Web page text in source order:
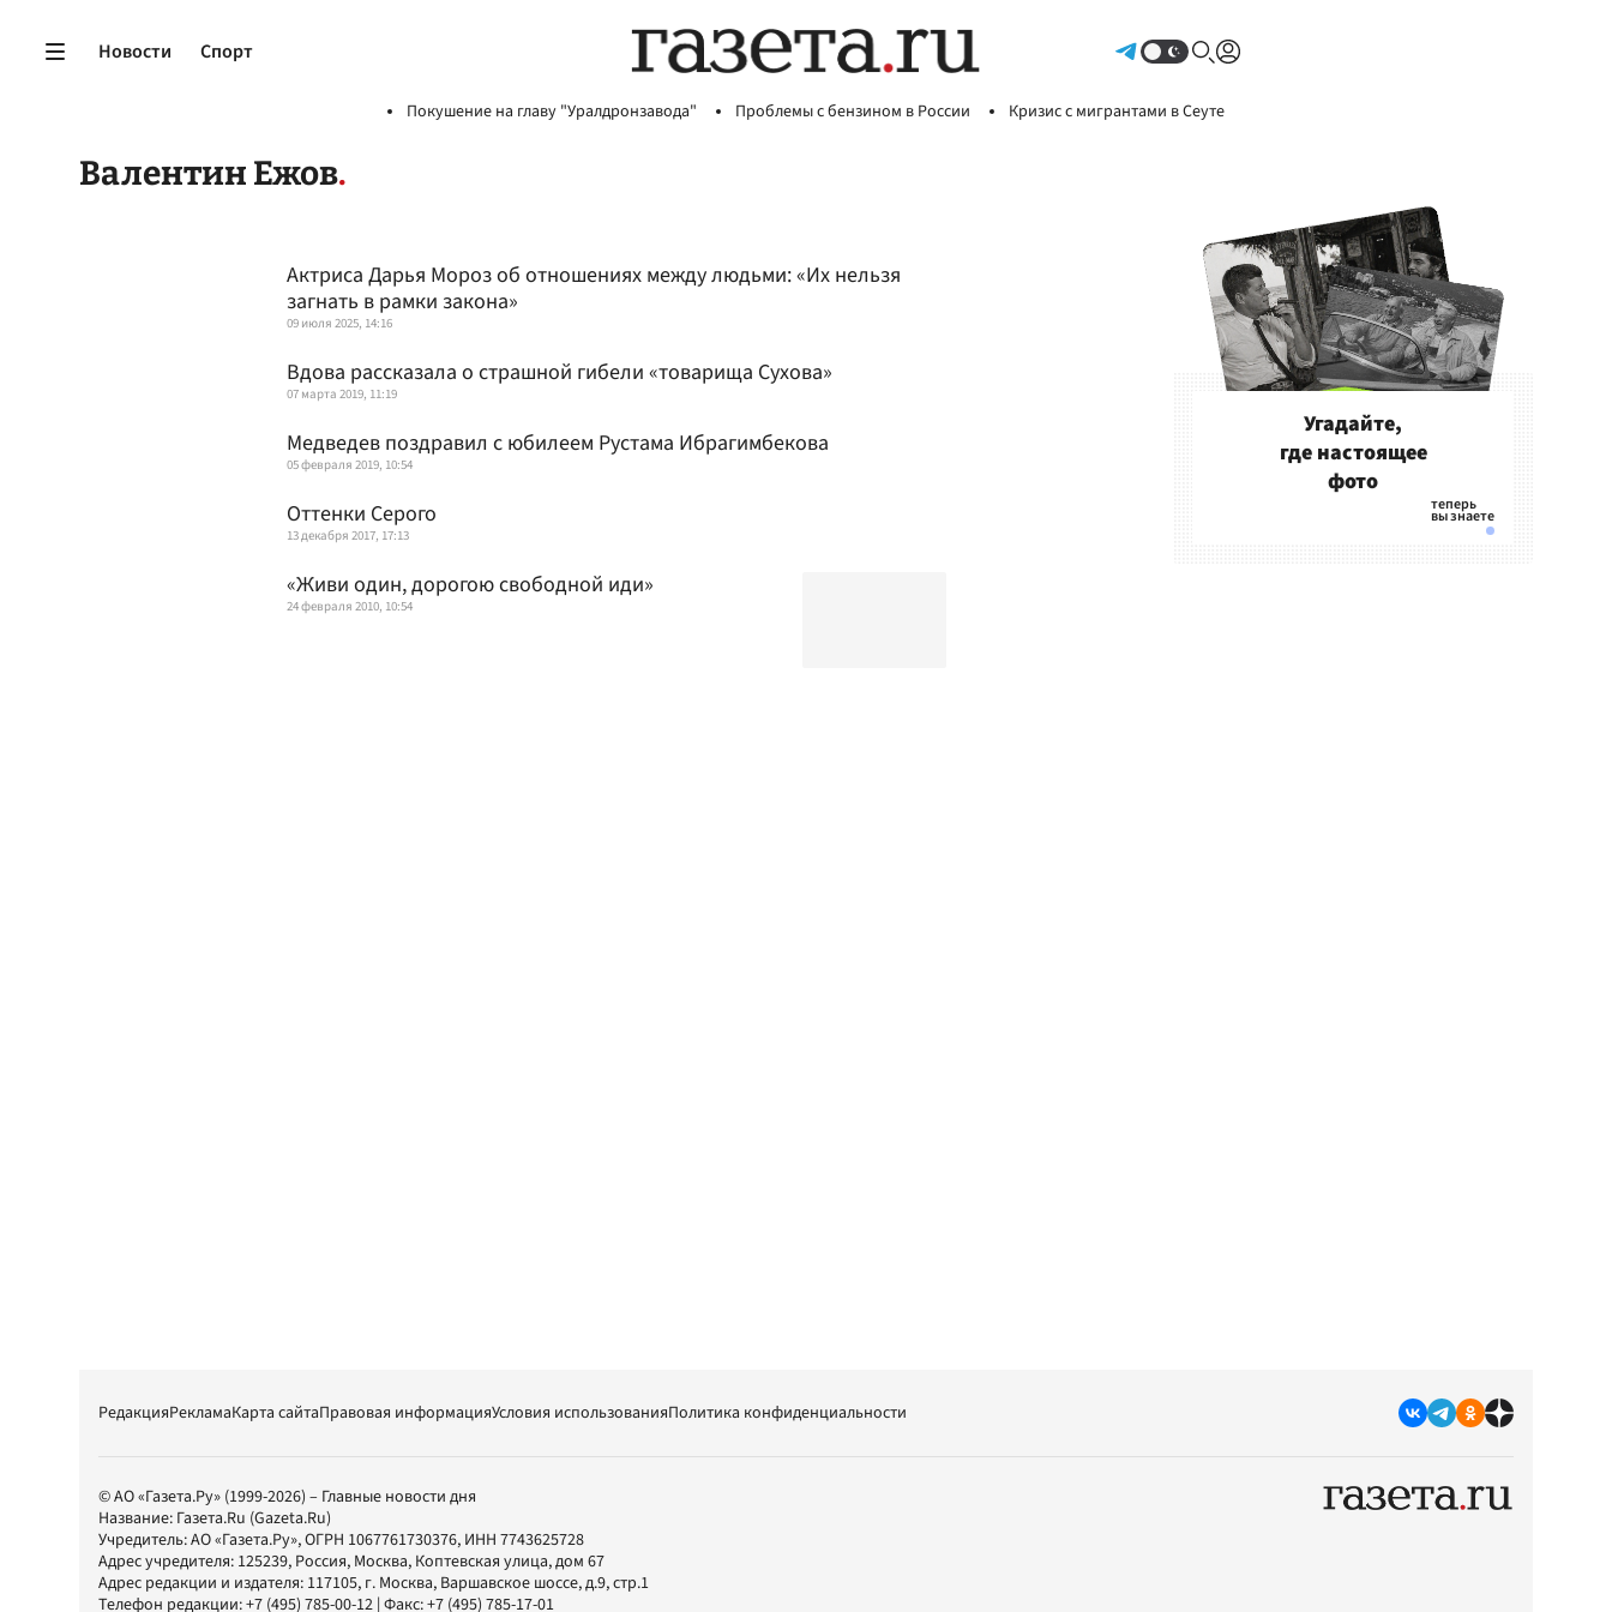
Новости Спорт
Покушение на главу "Уралдронзавода" Проблемы с бензином в России Кризис с мигрантами в Сеуте
Валентин Ежов
Актриса Дарья Мороз об отношениях между людьми: «Их нельзя
загнать в рамки закона»
09 июля 2025, 14:16
Вдова рассказала о страшной гибели «товарища Сухова»
07 марта 2019, 11:19
Медведев поздравил с юбилеем Рустама Ибрагимбекова
05 февраля 2019, 10:54
Оттенки Серого
13 декабря 2017, 17:13
«Живи один, дорогою свободной иди»
24 февраля 2010, 10:54
Угадайте,
где настоящее
фото
РедакцияРекламаКарта сайтаПравовая информацияУсловия использованияПолитика конфиденциальности
© АО «Газета.Ру» (1999-2026) – Главные новости дня
Название: Газета.Ru (Gazeta.Ru)
Учредитель:АО «Газета.Ру», ОГРН 1067761730376, ИНН 7743625728
Адрес учредителя: 125239, Россия, Москва, Коптевская улица, дом 67
Адрес редакции и издателя: 117105, г. Москва, Варшавское шоссе, д.9, стр.1
Телефон редакции:+7 (495) 785-00-12 | Факс:+7 (495) 785-17-01